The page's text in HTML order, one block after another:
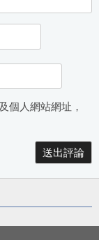
個人網站網址，